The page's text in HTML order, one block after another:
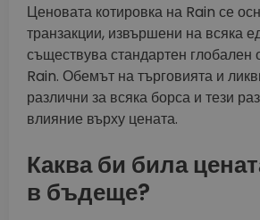
Ценовата котировка на Rain се
транзакции, извършени на всяка
съществува стандартен глобален
Rain. Обемът на търговията и
различни за всяка борса и тези
влияние върху цената.
Каква би била
в бъдеще?